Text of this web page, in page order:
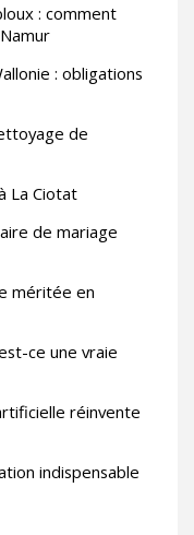
: comment
: obligations
de
La Ciotat
de mariage
méritée en
ce une vraie
réinvente
indispensable